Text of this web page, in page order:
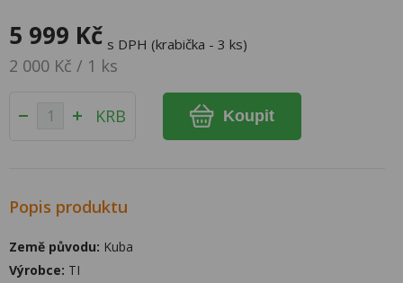
5 999 Kč s DPH (krabička - 3 ks)
2 000 Kč / 1 ks
KRB Koupit
Popis produktu
Země původu: Kuba
Výrobce: TI